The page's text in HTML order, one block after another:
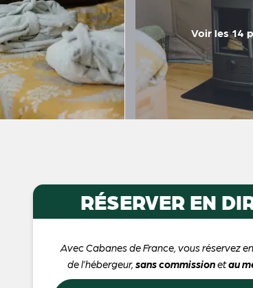
Voir les 14
RÉSERVER EN
Avec Cabanes de France, vous réservez
de l’hébergeur, sans commissionetau